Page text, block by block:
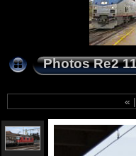
Photos Re2
« |